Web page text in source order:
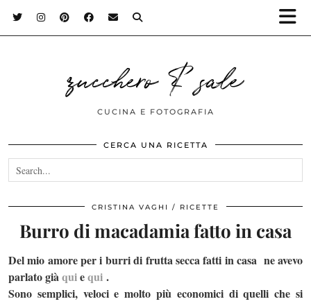
zucchero & sale
CUCINA E FOTOGRAFIA
CERCA UNA RICETTA
CRISTINA VAGHI RICETTE
Burro di macadamia fatto in casa
Del mio amore per i burri di frutta secca fatti in casa ne avevo
parlato giàquiequi .
Sono semplici, veloci e molto più economici di quelli che si